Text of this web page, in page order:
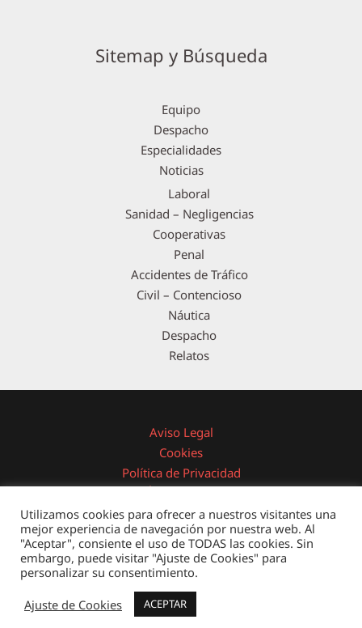
Sitemap y Búsqueda
Equipo
Despacho
Especialidades
Noticias
Laboral
Sanidad – Negligencias
Cooperativas
Penal
Accidentes de Tráfico
Civil – Contencioso
Náutica
Despacho
Relatos
Aviso Legal
Cookies
Política de Privacidad
Copyright © 2026 Domingo Núñez & Asociados - Abogados
Diseñado y Desarrollado por
Utilizamos cookies para ofrecer a nuestros visitantes una
mejor experiencia de navegación por nuestra web. Al
"Aceptar", consiente el uso de TODAS las cookies. Sin
embargo, puede visitar "Ajuste de Cookies" para
personalizar su consentimiento.
Ajuste de Cookies
ACEPTAR